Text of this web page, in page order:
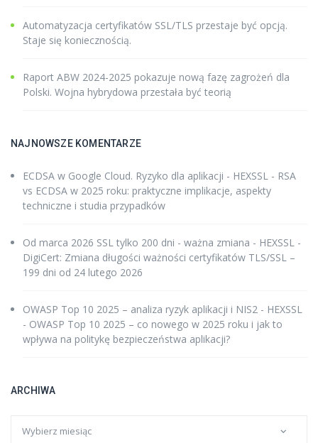
Automatyzacja certyfikatów SSL/TLS przestaje być opcją.
Staje się koniecznością.
Raport ABW 2024-2025 pokazuje nową fazę zagrożeń dla
Polski. Wojna hybrydowa przestała być teorią
NAJNOWSZE KOMENTARZE
ECDSA w Google Cloud. Ryzyko dla aplikacji - HEXSSL - RSA
vs ECDSA w 2025 roku: praktyczne implikacje, aspekty
techniczne i studia przypadków
Od marca 2026 SSL tylko 200 dni - ważna zmiana - HEXSSL -
DigiCert: Zmiana długości ważności certyfikatów TLS/SSL –
199 dni od 24 lutego 2026
OWASP Top 10 2025 – analiza ryzyk aplikacji i NIS2 - HEXSSL
- OWASP Top 10 2025 – co nowego w 2025 roku i jak to
wpływa na politykę bezpieczeństwa aplikacji?
ARCHIWA